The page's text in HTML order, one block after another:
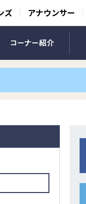
ズ アナウンサー